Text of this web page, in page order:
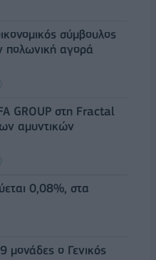
σύμβουλος
πολωνική αγορά
GROUP στη Fractal
αμυντικών
0,08%, στα
μονάδες ο Γενικός